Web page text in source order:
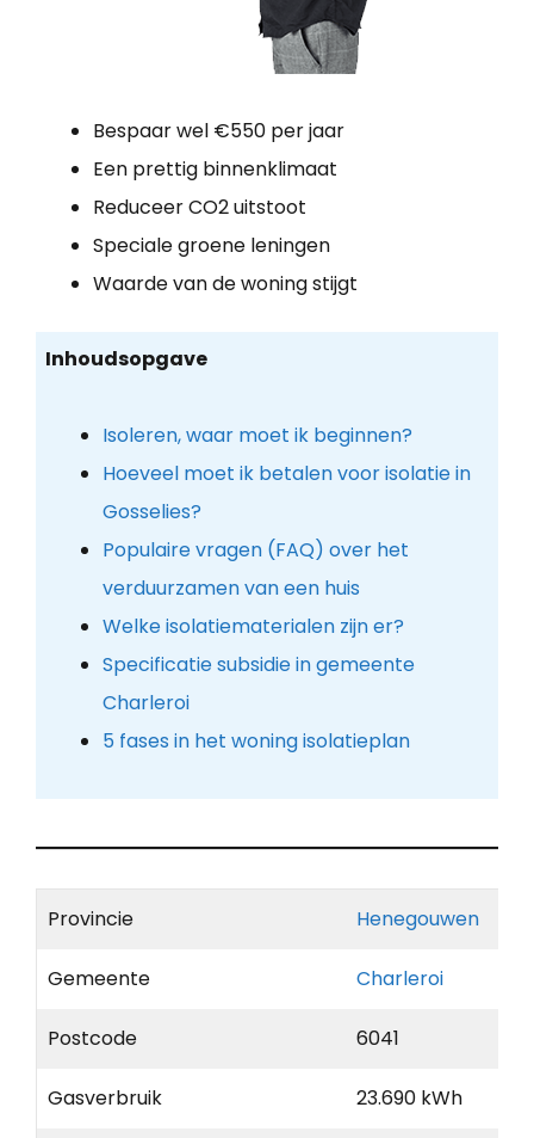
Bespaar wel €550 per jaar
Een prettig binnenklimaat
Reduceer CO2 uitstoot
Speciale groene leningen
Waarde van de woning stijgt
Inhoudsopgave
Isoleren, waar moet ik beginnen?
Hoeveel moet ik betalen voor isolatie in
Gosselies?
Populaire vragen (FAQ) over het
verduurzamen van een huis
Welke isolatiematerialen zijn er?
Specificatie subsidie in gemeente
Charleroi
5 fases in het woning isolatieplan
Provincie Henegouwen
Gemeente Charleroi
Postcode 6041
Gasverbruik 23.690 kWh